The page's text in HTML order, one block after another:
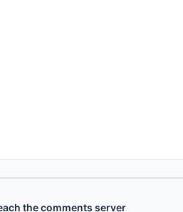
the comments server